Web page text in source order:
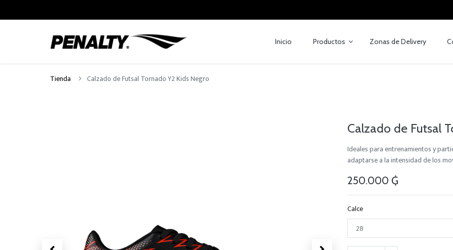
Inicio Productos Zonas de Delivery
Tienda Calzado de Futsal Tornado Y2 Kids Negro
Calzado de Futsal
Ideales para entrenamientos y
adaptarse a la intensidad de los
250.000 ₲
Calce